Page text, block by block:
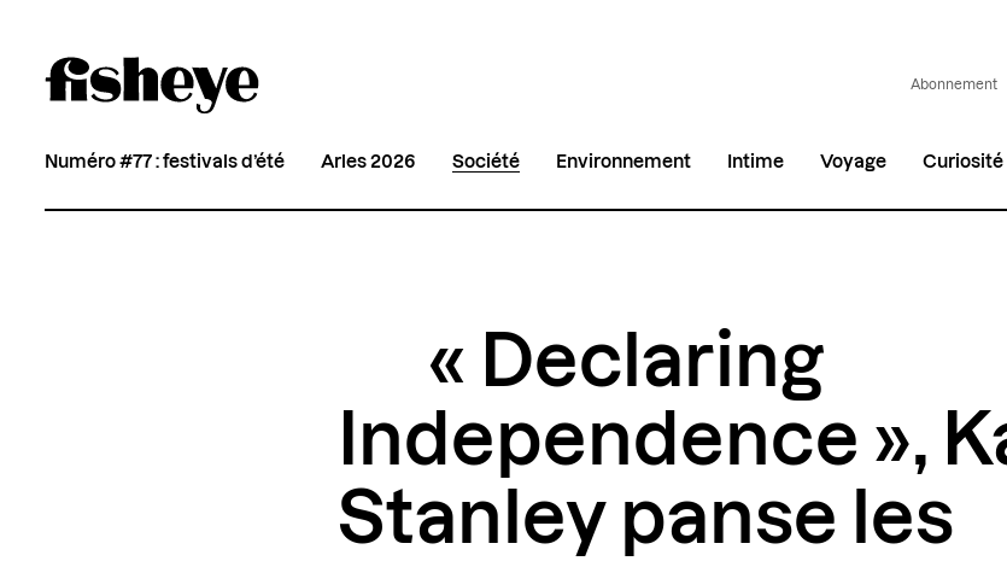
Abonnement
Numéro #77 : festivals d’été Arles 2026 Société Environnement Intime Voyage Curiosité
« Declaring
Independence »,
Stanley panse les